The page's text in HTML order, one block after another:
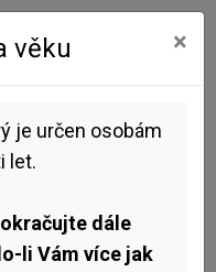
věku ×
je určen osobám
let.
dále
li Vám více jak